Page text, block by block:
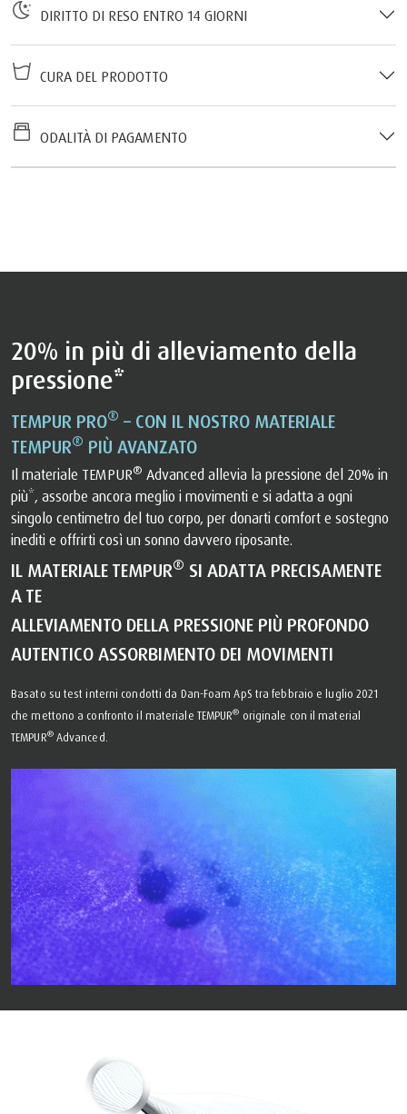
DIRITTO DI RESO ENTRO 14 GIORNI
CURA DEL PRODOTTO
ODALITÀ DI PAGAMENTO
20% in più di alleviamento della
pressione*
TEMPUR PRO® – CON IL NOSTRO MATERIALE
TEMPUR® PIÙ AVANZATO
Il materiale TEMPUR® Advanced allevia la pressione del 20% in
più*, assorbe ancora meglio i movimenti e si adatta a ogni
singolo centimetro del tuo corpo, per donarti comfort e sostegno
inediti e offrirti così un sonno davvero riposante.
IL MATERIALE TEMPUR® SI ADATTA PRECISAMENTE
A TE
ALLEVIAMENTO DELLA PRESSIONE PIÙ PROFONDO
AUTENTICO ASSORBIMENTO DEI MOVIMENTI
Basato su test interni condotti da Dan-Foam ApS tra febbraio e luglio 2021
che mettono a confronto il materiale TEMPUR® originale con il material
TEMPUR®Advanced.